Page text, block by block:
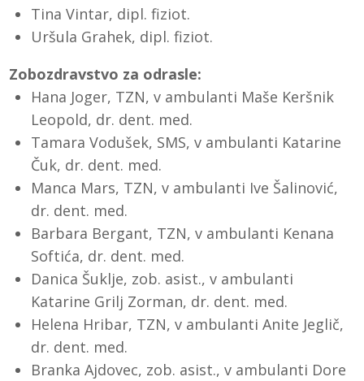
Tina Vintar, dipl. fiziot.
Uršula Grahek, dipl. fiziot.
Zobozdravstvo za odrasle:
Hana Joger, TZN, v ambulanti Maše Keršnik
Leopold, dr. dent. med.
Tamara Vodušek, SMS, v ambulanti Katarine
Čuk, dr. dent. med.
Manca Mars, TZN, v ambulanti Ive Šalinović,
dr. dent. med.
Barbara Bergant, TZN, v ambulanti Kenana
Softića, dr. dent. med.
Danica Šuklje, zob. asist., v ambulanti
Katarine Grilj Zorman, dr. dent. med.
Helena Hribar, TZN, v ambulanti Anite Jeglič,
dr. dent. med.
Branka Ajdovec, zob. asist., v ambulanti Dore